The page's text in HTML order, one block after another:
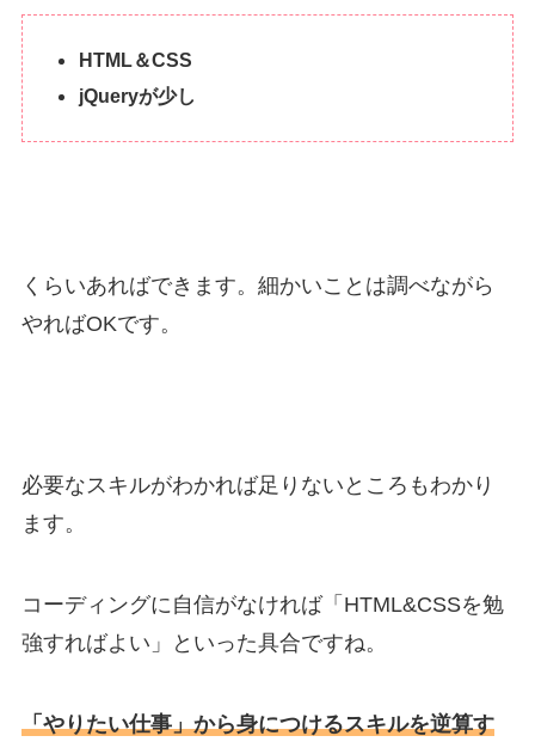
HTML＆CSS
jQueryが少し
くらいあればできます。細かいことは調べながら
やればOKです。
必要なスキルがわかれば足りないところもわかり
ます。
コーディングに自信がなければ「HTML&CSSを勉
強すればよい」といった具合ですね。
「やりたい仕事」から身につけるスキルを逆算す